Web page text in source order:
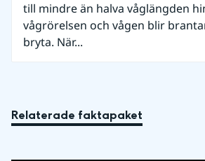
till mindre än halva våglängden
vågrörelsen och vågen blir
bryta. När...
Relaterade faktapaket